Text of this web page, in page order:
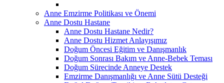
Anne Emzirme Politikası ve Önemi
Anne Dostu Hastane
Anne Dostu Hastane Nedir?
Anne Dostu Hizmet Anlayışımız
Doğum Öncesi Eğitim ve Danışmanlık
Doğum Sonrası Bakım ve Anne-Bebek Teması
Doğum Sürecinde Anneye Destek
Emzirme Danışmanlığı ve Anne Sütü Desteği